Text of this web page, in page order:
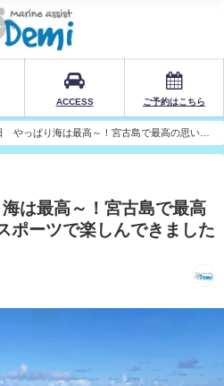
ACCESS ご予約はこちら
やっぱり海は最高～！宮古島で最高の思い出
た♡
は最高～！宮古島で最高
ポーツで楽しんできました